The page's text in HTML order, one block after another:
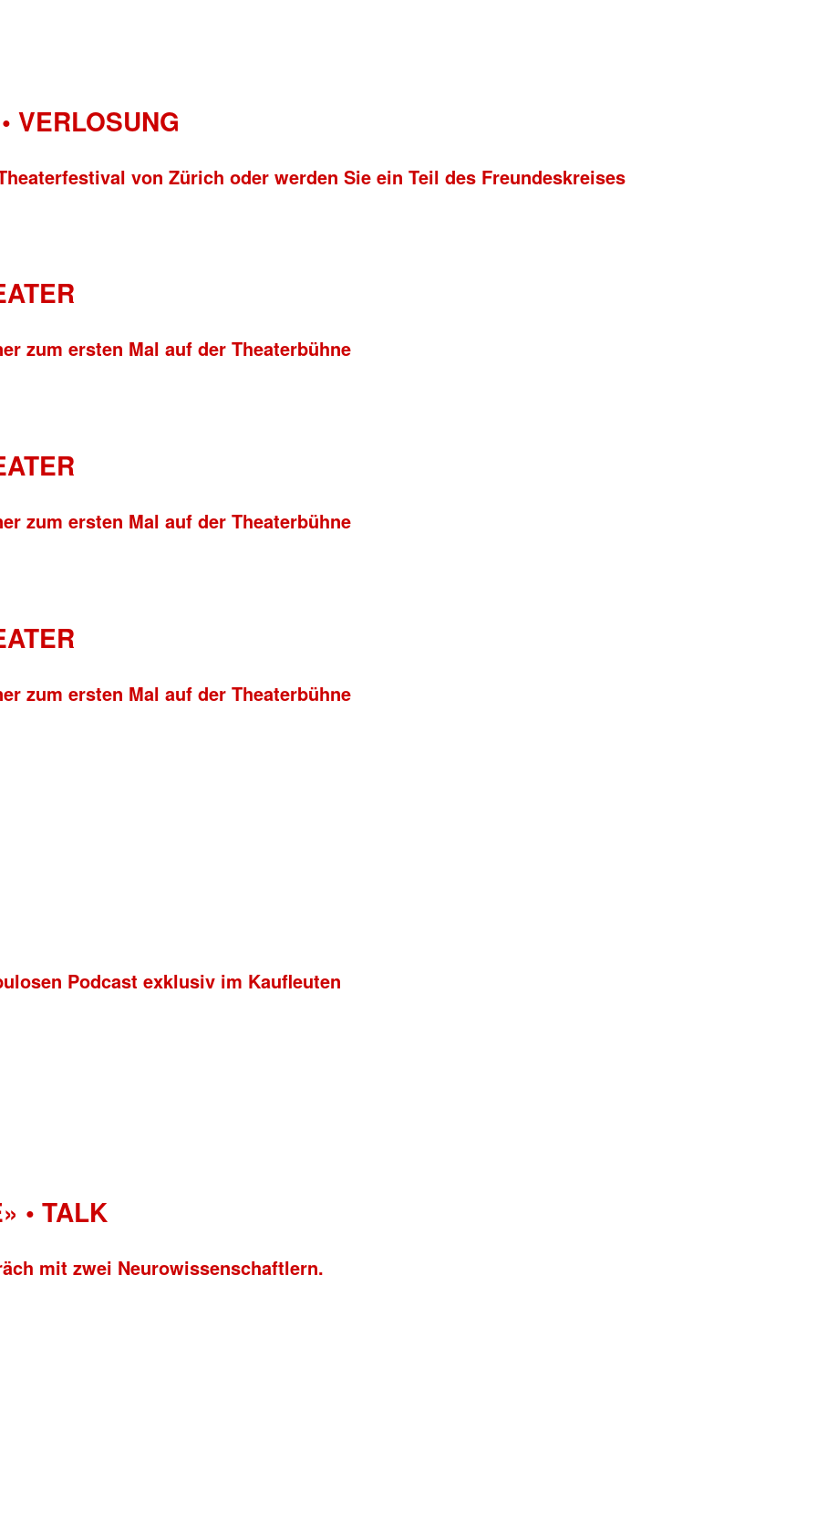
VERLOSUNG
von Zürich oder werden Sie ein Teil des Freundeskreises
zum ersten Mal auf der Theaterbühne
zum ersten Mal auf der Theaterbühne
zum ersten Mal auf der Theaterbühne
Podcast exklusiv im Kaufleuten
• TALK
mit zwei Neurowissenschaftlern.